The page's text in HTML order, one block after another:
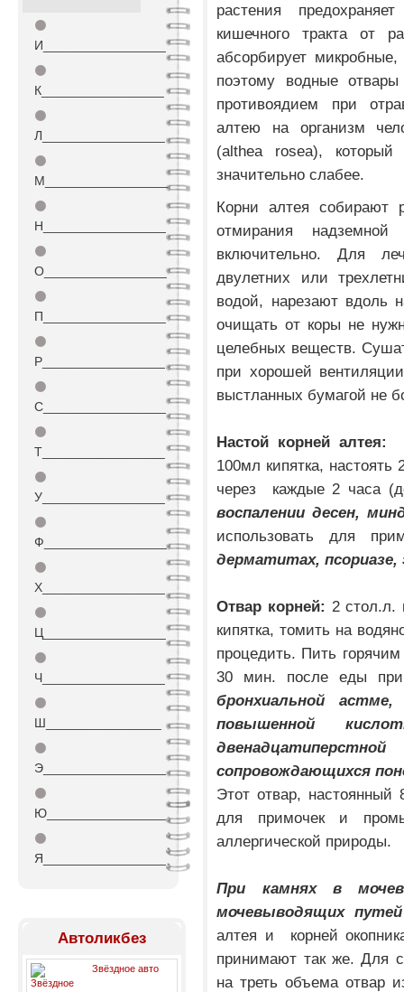
⚫
И_________________
⚫
К_________________
⚫
Л_________________
⚫
М_________________
⚫
Н_________________
⚫
О_________________
⚫
П_________________
⚫
Р_________________
⚫
С_________________
⚫
Т_________________
⚫
У_________________
⚫
Ф_________________
⚫
Х_________________
⚫
Ц_________________
⚫
Ч_________________
⚫
Ш________________
⚫
Э_________________
⚫
Ю_________________
⚫
Я_________________
Автоликбез
Звёздное авто
растения
кишечного тракта от
абсорбирует
поэтому водные
противоядием при
алтею на организм
(althea rosea),
значительно слабее.
Корни алтея
собирают
отмирания
включительно. Для
двулетних или
водой, нарезают
очищать от коры не
целебных веществ.
при хорошей
выстланных бумагой не
Настой корней алтея:
100мл кипятка,
через каждые 2 часа
воспалении десен,
использовать для
дерматитах, псориазе,
Отвар корней: 2 стол.л.
кипятка, томить на
процедить. Пить
30 мин. после еды
бронхиальной
повышенной
сопровождающихся
Этот отвар,
для примочек и
аллергической природы.
При камнях в
мочевыводящих
алтея и корней
принимают так же. Для
на треть объема отвар